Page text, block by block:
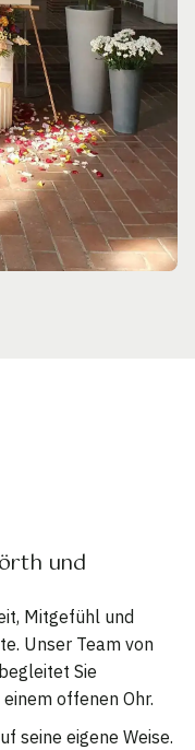
und
Mitgefühl und
Unser Team von
begleitet Sie
offenen Ohr.
seine eigene Weise.